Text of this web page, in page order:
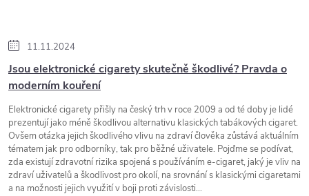
11.11.2024
Jsou elektronické cigarety skutečně škodlivé? Pravda o
moderním kouření
Elektronické cigarety přišly na český trh v roce 2009 a od té doby je lidé
prezentují jako méně škodlivou alternativu klasických tabákových cigaret.
Ovšem otázka jejich škodlivého vlivu na zdraví člověka zůstává aktuálním
tématem jak pro odborníky, tak pro běžné uživatele. Pojďme se podívat,
zda existují zdravotní rizika spojená s používáním e-cigaret, jaký je vliv na
zdraví uživatelů a škodlivost pro okolí, na srovnání s klasickými cigaretami
a na možnosti jejich využití v boji proti závislosti...